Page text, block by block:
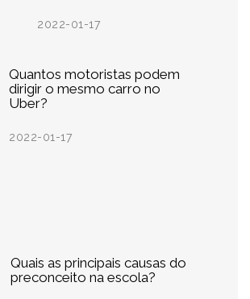
2022-01-17
Quantos motoristas podem
dirigir o mesmo carro no
Uber?
2022-01-17
Quais as principais causas do
preconceito na escola?